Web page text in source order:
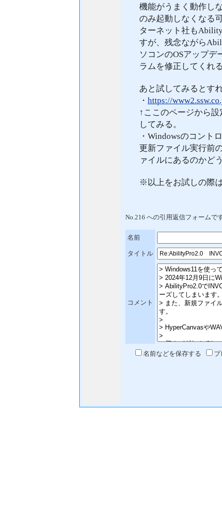
機能がうまく動作し
のみ起動しなくなる
ターネット社も
すが、残念ながら
ソコンのOSアップ
ラムを修正してくれ
あと試してみるとす
・ https://
↑ここのページから
してみる。
・Windowsのコント
更新ファイル実行前
ァイルにあるのかど
※以上をお試しの際
No.216 への引用返信フォームで
名前
タイトル
コメント
名前などを保存する